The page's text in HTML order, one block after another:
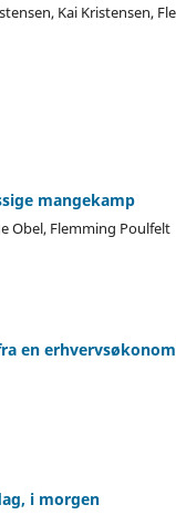
Kai Kristensen,
mangekamp
Obel, Flemming Poulfelt
en
i morgen